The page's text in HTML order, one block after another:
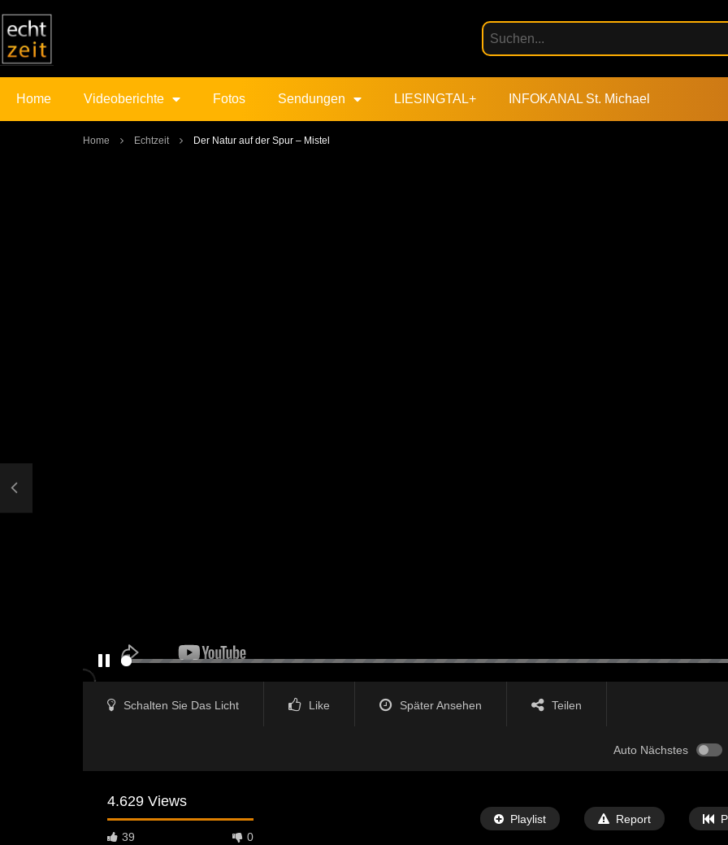
Home Videoberichte Fotos Sendungen LIESINGTAL+ INFOKANAL St. Michael
Home Echtzeit Der Natur auf der Spur – Mistel
Schalten Sie Das Licht Like Später Ansehen Teilen
Auto Nächstes
4.629 Views
39 0
Playlist Report